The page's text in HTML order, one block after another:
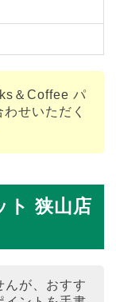
＆Coffee パ
せいただく
狭山店
んが、おすす